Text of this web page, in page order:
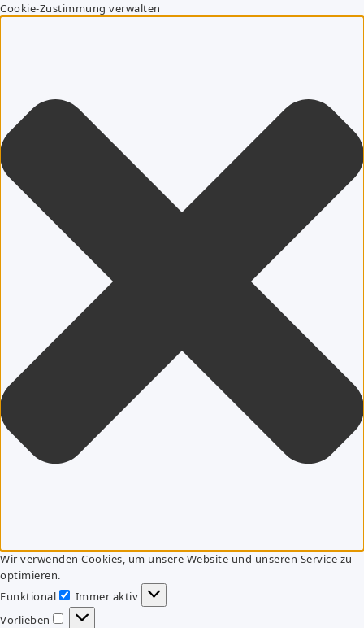
Cookie-Zustimmung verwalten
Wir verwenden Cookies, um unsere Website und unseren Service zu
optimieren.
Funktional
Funktional
Immer aktiv
Vorlieben